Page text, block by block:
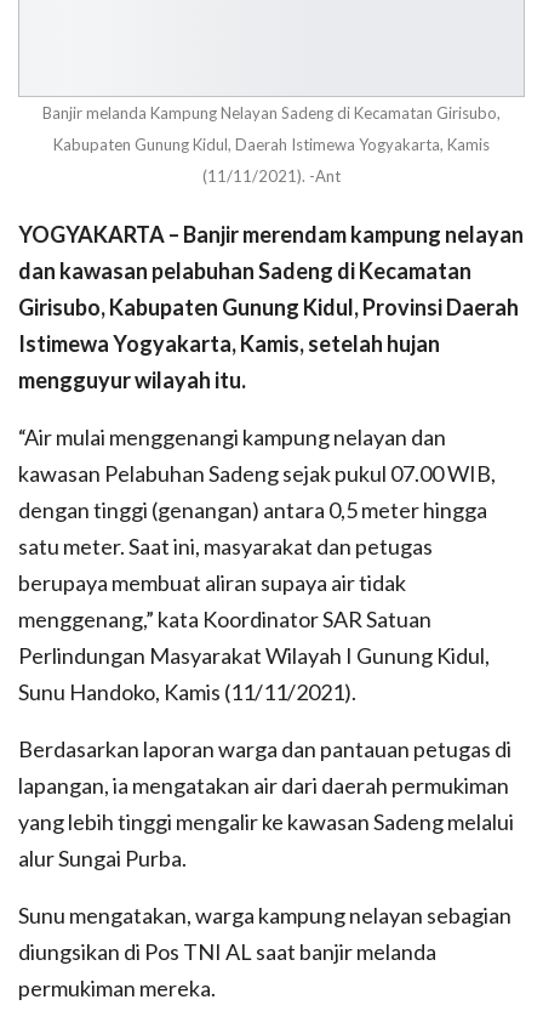
Banjir melanda Kampung Nelayan Sadeng di Kecamatan Girisubo,
Kabupaten Gunung Kidul, Daerah Istimewa Yogyakarta, Kamis
(11/11/2021). -Ant
YOGYAKARTA – Banjir merendam kampung nelayan
dan kawasan pelabuhan Sadeng di Kecamatan
Girisubo, Kabupaten Gunung Kidul, Provinsi Daerah
Istimewa Yogyakarta, Kamis, setelah hujan
mengguyur wilayah itu.
“Air mulai menggenangi kampung nelayan dan
kawasan Pelabuhan Sadeng sejak pukul 07.00 WIB,
dengan tinggi (genangan) antara 0,5 meter hingga
satu meter. Saat ini, masyarakat dan petugas
berupaya membuat aliran supaya air tidak
menggenang,” kata Koordinator SAR Satuan
Perlindungan Masyarakat Wilayah I Gunung Kidul,
Sunu Handoko, Kamis (11/11/2021).
Berdasarkan laporan warga dan pantauan petugas di
lapangan, ia mengatakan air dari daerah permukiman
yang lebih tinggi mengalir ke kawasan Sadeng melalui
alur Sungai Purba.
Sunu mengatakan, warga kampung nelayan sebagian
diungsikan di Pos TNI AL saat banjir melanda
permukiman mereka.